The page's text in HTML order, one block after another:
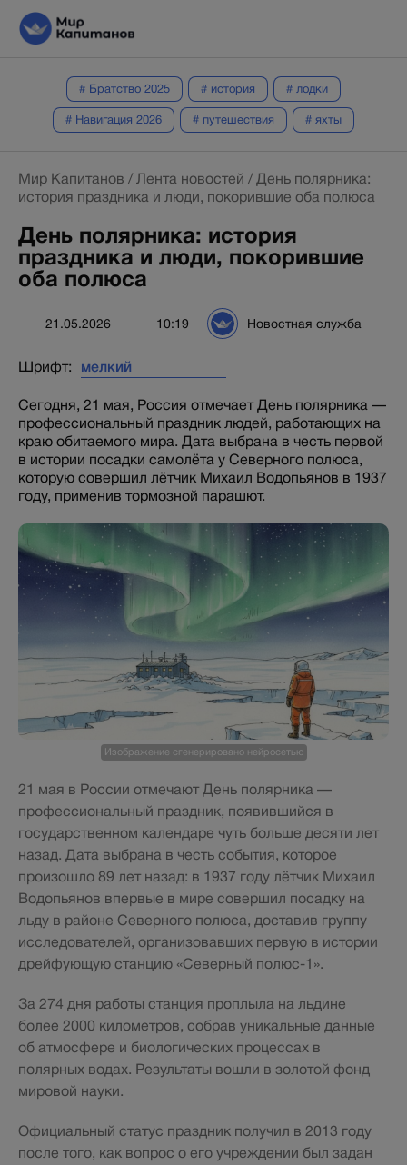
# Братство 2025 # история # лодки
# Навигация 2026 # путешествия # яхты
Мир Капитанов / Лента новостей / День полярника:
история праздника и люди, покорившие оба полюса
День полярника: история
праздника и люди, покорившие
оба полюса
21.05.2026 10:19 Новостная служба
Шрифт:
Сегодня, 21 мая, Россия отмечает День полярника —
профессиональный праздник людей, работающих на
краю обитаемого мира. Дата выбрана в честь первой
в истории посадки самолёта у Северного полюса,
которую совершил лётчик Михаил Водопьянов в 1937
году, применив тормозной парашют.
Изображение сгенерировано нейросетью
21 мая в России отмечают День полярника —
профессиональный праздник, появившийся в
государственном календаре чуть больше десяти лет
назад. Дата выбрана в честь события, которое
произошло 89 лет назад: в 1937 году лётчик Михаил
Водопьянов впервые в мире совершил посадку на
льду в районе Северного полюса, доставив группу
исследователей, организовавших первую в истории
дрейфующую станцию «Северный полюс-1».
За 274 дня работы станция проплыла на льдине
более 2000 километров, собрав уникальные данные
об атмосфере и биологических процессах в
полярных водах. Результаты вошли в золотой фонд
мировой науки.
Официальный статус праздник получил в 2013 году
после того, как вопрос о его учреждении был задан